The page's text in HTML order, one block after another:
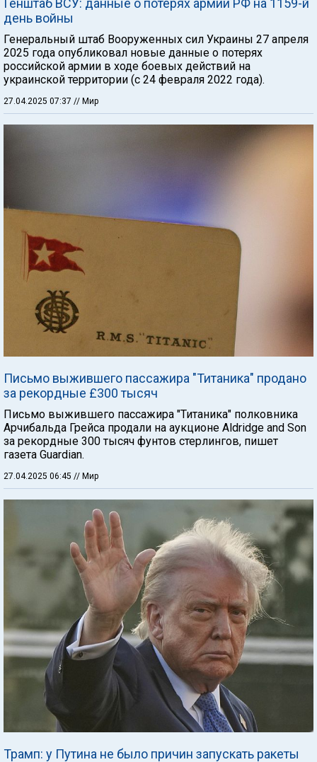
день войны
Генеральный штаб Вооруженных сил Украины 27 апреля
2025 года опубликовал новые данные о потерях
российской армии в ходе боевых действий на
украинской территории (с 24 февраля 2022 года).
27.04.2025 07:37 // Мир
Письмо выжившего пассажира "Титаника" продано
за рекордные £300 тысяч
Письмо выжившего пассажира "Титаника" полковника
Арчибальда Грейса продали на аукционе Aldridge and Son
за рекордные 300 тысяч фунтов стерлингов, пишет
газета Guardian.
27.04.2025 06:45 // Мир
Трамп: у Путина не было причин запускать ракеты